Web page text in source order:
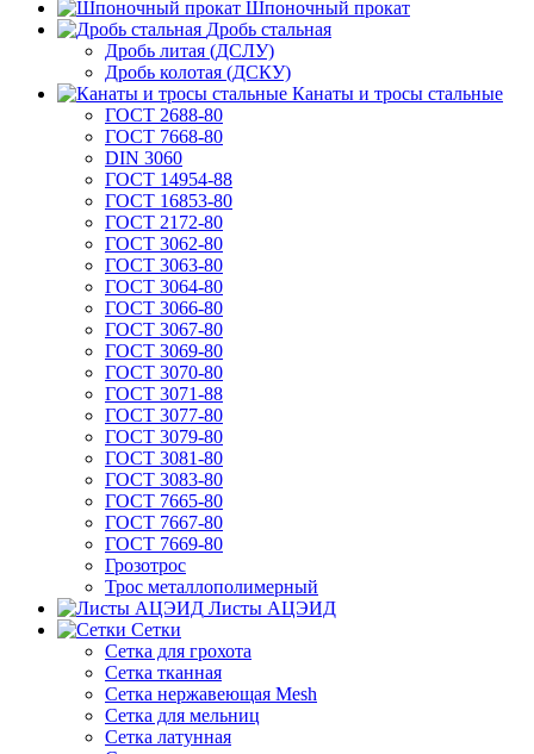
Шпоночный прокат
Дробь стальная
Дробь литая (ДСЛУ)
Дробь колотая (ДСКУ)
Канаты и тросы стальные
ГОСТ 2688-80
ГОСТ 7668-80
DIN 3060
ГОСТ 14954-88
ГОСТ 16853-80
ГОСТ 2172-80
ГОСТ 3062-80
ГОСТ 3063-80
ГОСТ 3064-80
ГОСТ 3066-80
ГОСТ 3067-80
ГОСТ 3069-80
ГОСТ 3070-80
ГОСТ 3071-88
ГОСТ 3077-80
ГОСТ 3079-80
ГОСТ 3081-80
ГОСТ 3083-80
ГОСТ 7665-80
ГОСТ 7667-80
ГОСТ 7669-80
Грозотрос
Трос металлополимерный
Листы АЦЭИД
Сетки
Сетка для грохота
Сетка тканная
Сетка нержавеющая Mesh
Сетка для мельниц
Сетка латунная